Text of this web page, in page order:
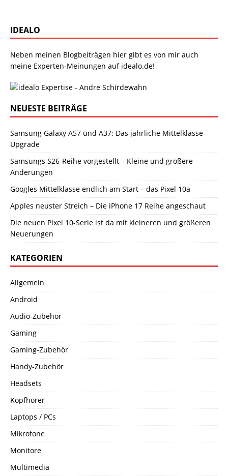
IDEALO
Neben meinen Blogbeiträgen hier gibt es von mir auch
meine Experten-Meinungen auf idealo.de!
NEUESTE BEITRÄGE
Samsung Galaxy A57 und A37: Das jährliche Mittelklasse-
Upgrade
Samsungs S26-Reihe vorgestellt – Kleine und größere
Änderungen
Googles Mittelklasse endlich am Start – das Pixel 10a
Apples neuster Streich – Die iPhone 17 Reihe angeschaut
Die neuen Pixel 10-Serie ist da mit kleineren und größeren
Neuerungen
KATEGORIEN
Allgemein
Android
Audio-Zubehör
Gaming
Gaming-Zubehör
Handy-Zubehör
Headsets
Kopfhörer
Laptops / PCs
Mikrofone
Monitore
Multimedia